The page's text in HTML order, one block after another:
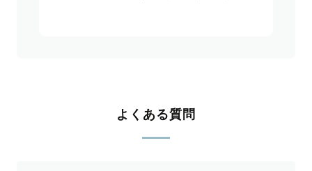
よくある質問